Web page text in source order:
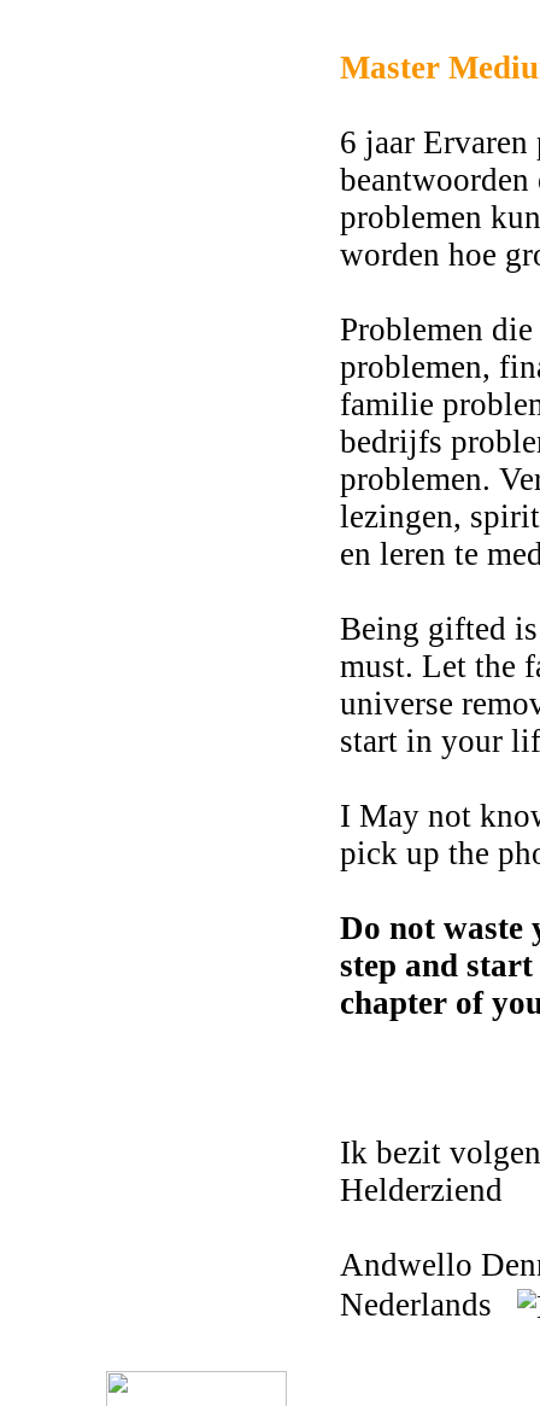
Master
6 jaar
problemen
worden hoe
Problemen
problemen,
familie
bedrijfs
problemen.
lezingen,
en leren te
Being gifted
must. Let the
universe
start in your
I May not
pick up the
Do not
step and
chapter of
Ik bezit
Helderziend
Andwello
Nederlands